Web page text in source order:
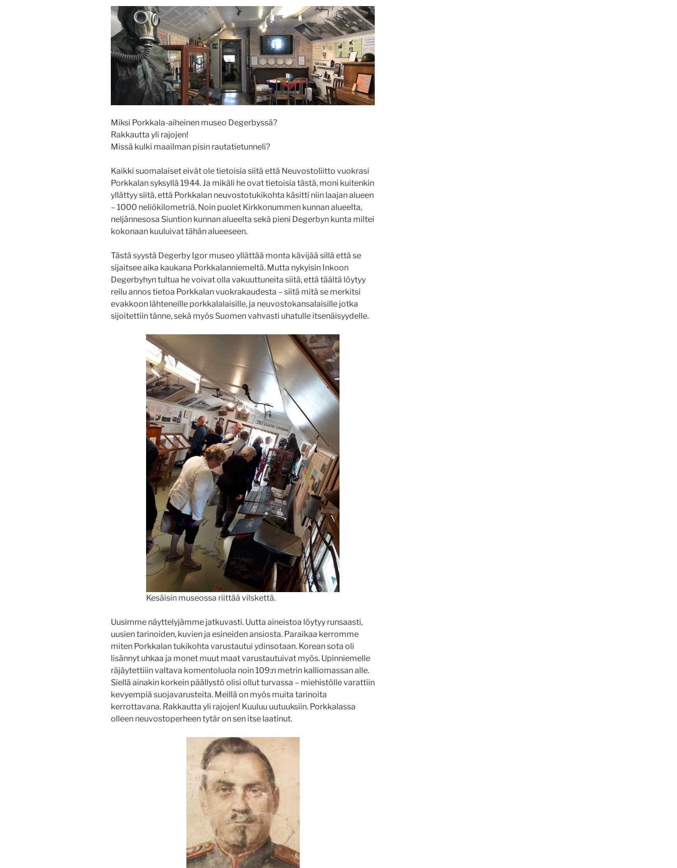
Miksi Porkkala-aiheinen museo Degerbyssä?
Rakkautta yli rajojen!
Missä kulki maailman pisin rautatietunneli?
Kaikki suomalaiset eivät ole tietoisia siitä että Neuvostoliitto vuokrasi
Porkkalan syksyllä 1944. Ja mikäli he ovat tietoisia tästä, moni kuitenkin
yllättyy siitä, että Porkkalan neuvostotukikohta käsitti niin laajan alueen
– 1000 neliökilometriä. Noin puolet Kirkkonummen kunnan alueelta,
neljännesosa Siuntion kunnan alueelta sekä pieni Degerbyn kunta miltei
kokonaan kuuluivat tähän alueeseen.
Tästä syystä Degerby Igor museo yllättää monta kävijää sillä että se
sijaitsee aika kaukana Porkkalanniemeltä. Mutta nykyisin Inkoon
Degerbyhyn tultua he voivat olla vakuuttuneita siitä, että täältä löytyy
reilu annos tietoa Porkkalan vuokrakaudesta – siitä mitä se merkitsi
evakkoon lähteneille porkkalalaisille, ja neuvostokansalaisille jotka
sijoitettiin tänne, sekä myös Suomen vahvasti uhatulle itsenäisyydelle.
Kesäisin museossa riittää vilskettä.
Uusimme näyttelyjämme jatkuvasti. Uutta aineistoa löytyy runsaasti,
uusien tarinoiden, kuvien ja esineiden ansiosta. Paraikaa kerromme
miten Porkkalan tukikohta varustautui ydinsotaan. Korean sota oli
lisännyt uhkaa ja monet muut maat varustautuivat myös. Upinniemelle
räjäytettiiin valtava komentoluola noin 109:n metrin kalliomassan alle.
Siellä ainakin korkein päällystö olisi ollut turvassa – miehistölle varattiin
kevyempiä suojavarusteita. Meillä on myös muita tarinoita
kerrottavana. Rakkautta yli rajojen! Kuuluu uutuuksiin. Porkkalassa
olleen neuvostoperheen tytär on sen itse laatinut.